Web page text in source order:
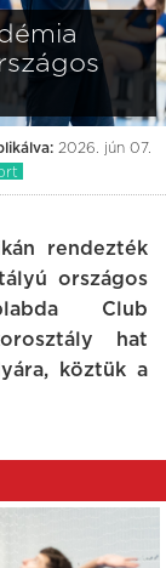
2026. jún 07.
rendezték
országos
Club
hat
köztük a